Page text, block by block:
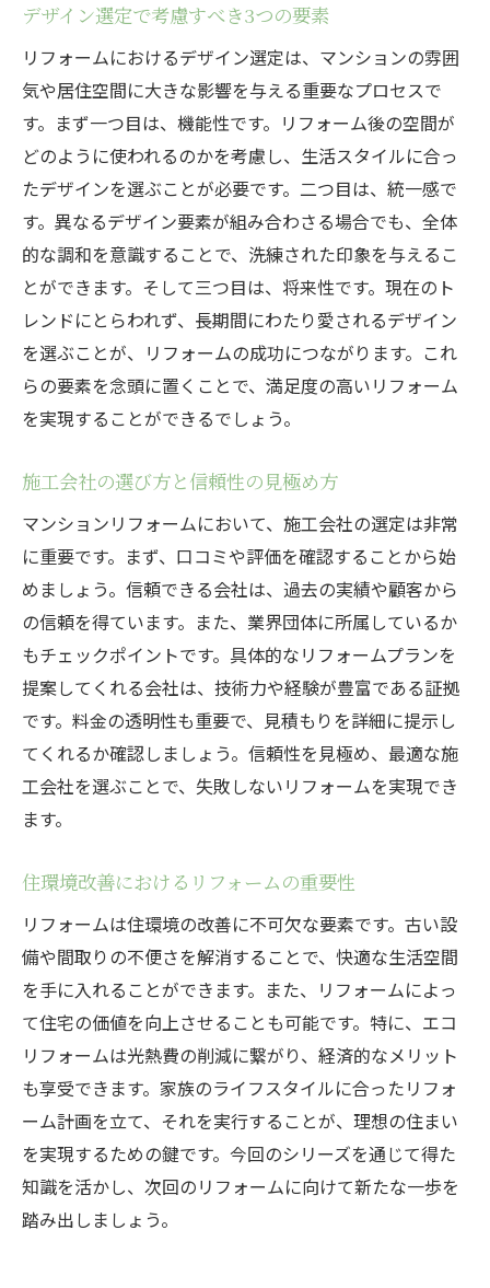
務
共同住宅でのリフォーム許可取得の流れ
理想の住環境を実現するためのリフォーム戦略
現状分析から始めるリフォームプランニン
グ
ゾーニングで快適な空間を創出する
長期的に見据えた資産価値向上の方法
家族全員が満足するためのディスカッショ
ン術
環境に優しい素材選びの基準
リフォーム後のメンテナンス計画の立て方
リフォームを通じて快適な住まいを手に入れる
イン
健康に配慮した空気環境の整え方
動線を改善することで得られる生活の質
収納スペースを最大限に活用するアイデア
自然光を取り入れる窓設計の工夫
プライバシーを守るための遮音対策
デザイン選定で考慮すべき3つの要素
リフォームにおけるデザイン選定は、マンションの雰囲
気や居住空間に大きな影響を与える重要なプロセスで
す。まず一つ目は、機能性です。リフォーム後の空間が
どのように使われるのかを考慮し、生活スタイルに合っ
たデザインを選ぶことが必要です。二つ目は、統一感で
す。異なるデザイン要素が組み合わさる場合でも、全体
的な調和を意識することで、洗練された印象を与えるこ
とができます。そして三つ目は、将来性です。現在のト
レンドにとらわれず、長期間にわたり愛されるデザイン
を選ぶことが、リフォームの成功につながります。これ
らの要素を念頭に置くことで、満足度の高いリフォーム
を実現することができるでしょう。
施工会社の選び方と信頼性の見極め方
マンションリフォームにおいて、施工会社の選定は非常
に重要です。まず、口コミや評価を確認することから始
めましょう。信頼できる会社は、過去の実績や顧客から
の信頼を得ています。また、業界団体に所属しているか
もチェックポイントです。具体的なリフォームプランを
提案してくれる会社は、技術力や経験が豊富である証拠
です。料金の透明性も重要で、見積もりを詳細に提示し
てくれるか確認しましょう。信頼性を見極め、最適な施
工会社を選ぶことで、失敗しないリフォームを実現でき
ます。
住環境改善におけるリフォームの重要性
リフォームは住環境の改善に不可欠な要素です。古い設
備や間取りの不便さを解消することで、快適な生活空間
を手に入れることができます。また、リフォームによっ
て住宅の価値を向上させることも可能です。特に、エコ
リフォームは光熱費の削減に繋がり、経済的なメリット
も享受できます。家族のライフスタイルに合ったリフォ
ーム計画を立て、それを実行することが、理想の住まい
を実現するための鍵です。今回のシリーズを通じて得た
知識を活かし、次回のリフォームに向けて新たな一歩を
踏み出しましょう。